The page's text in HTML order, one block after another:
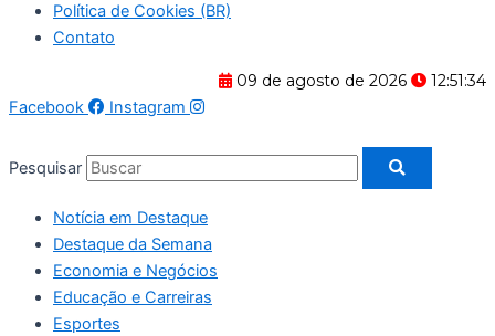
Política de Cookies (BR)
Contato
09 de agosto de 2026
12:51:35
Facebook
Instagram
Pesquisar
Notícia em Destaque
Destaque da Semana
Economia e Negócios
Educação e Carreiras
Esportes